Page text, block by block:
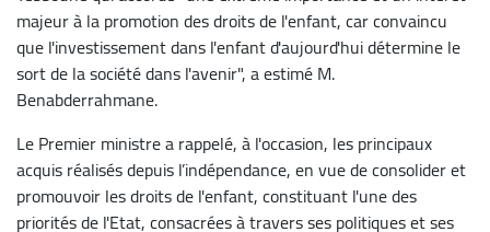
majeur à la promotion des droits de l'enfant, car convaincu
que l'investissement dans l'enfant d'aujourd'hui détermine le
sort de la société dans l'avenir", a estimé M.
Benabderrahmane.
Le Premier ministre a rappelé, à l'occasion, les principaux
acquis réalisés depuis l’indépendance, en vue de consolider et
promouvoir les droits de l'enfant, constituant l'une des
priorités de l'Etat, consacrées à travers ses politiques et ses